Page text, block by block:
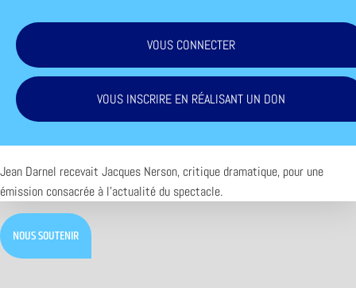
VOUS CONNECTER
VOUS INSCRIRE EN RÉALISANT UN DON
Jean Darnel recevait Jacques Nerson, critique dramatique, pour une
émission consacrée à l’actualité du spectacle.
NOUS SOUTENIR